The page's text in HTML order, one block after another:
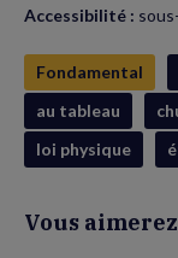
Accessibilité :
Fondamental
au tableau
loi physique
Vous